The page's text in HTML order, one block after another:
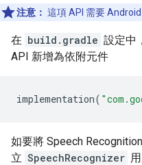
注意： 這項 API 需要
在 build.gradle 設定中
API 新增為依附元件
implementation(
如要將 Speech
立 SpeechRecognizer